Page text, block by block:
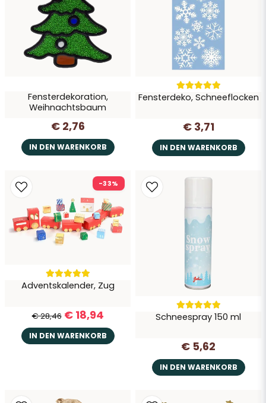
Fensterdekoration,
Weihnachtsbaum
€ 2,76
IN DEN WARENKORB
Fensterdeko, Schneeflocken
€ 3,71
IN DEN WARENKORB
Adventskalender, Zug
€ 28,46 € 18,94
IN DEN WARENKORB
-33%
Schneespray 150 ml
€ 5,62
IN DEN WARENKORB